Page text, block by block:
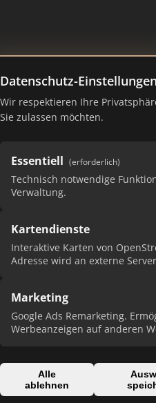
Datenschutz-Einstellungen
Wir respektieren Ihre
Sie zulassen möchten.
Essentiell (erforderlich)
Technisch notwendige
Verwaltung.
Kartendienste
Interaktive Karten von
Adresse wird an externe
Marketing
Google Ads Remarketing.
Werbeanzeigen auf anderen
Alle
ablehnen
– Ranking